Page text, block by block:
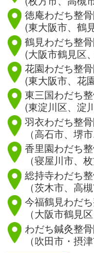
徳庵わだち整
(東大阪市、鶴
鶴見わだち整
(大阪市鶴見区
花園わだち整
(東大阪市、花
東三国わだち
(東淀川区、淀
羽衣わだち整
（高石市、堺
香里園わだち
（寝屋川市、
総持寺わだち
（茨木市、高
今福鶴見わだ
（大阪市鶴見
わだち鍼灸整
（吹田市・摂